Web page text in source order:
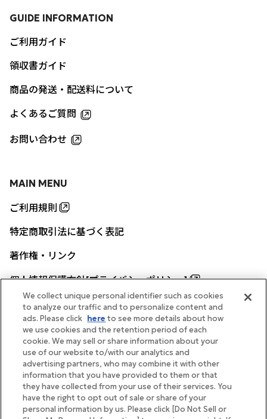
MAIN MENU
ご利用規則
特定商取引法に基づく表記
著作権・リンク
個人情報保護方針[プライバシーポリシー]
GUIDE INFORMATION
ご利用ガイド
領収書ガイド
商品の発送・配送料について
よくあるご質問
お問い合わせ
帝国ホテル公式サイト
FOLLOW
We collect unique personal identifier such as cookies
to analyze our traffic and to personalize content and
ads. Please click here to see more details about how
we use cookies and the retention period of each
cookie. We may sell or share information about your
use of our website to/with our analytics and
advertising partners, who may combine it with other
information that you have provided to them or that
they have collected from your use of their services. You
have the right to opt out of sale or share of your
personal information by us. Please click [Do Not Sell or